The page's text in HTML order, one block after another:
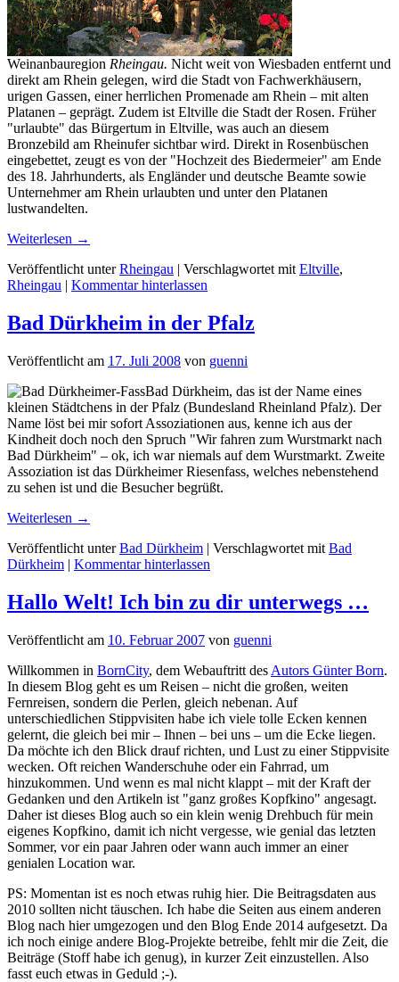
Weinanbauregion Rheingau. Nicht weit von Wiesbaden entfernt und
direkt am Rhein gelegen, wird die Stadt von Fachwerkhäusern,
urigen Gassen, einer herrlichen Promenade am Rhein – mit alten
Platanen – geprägt. Zudem ist Eltville die Stadt der Rosen. Früher
"urlaubte" das Bürgertum in Eltville, was auch an diesem
Bronzebild am Rheinufer sichtbar wird. Direkt in Rosenbüschen
eingebettet, zeugt es von der "Hochzeit des Biedermeier" am Ende
des 18. Jahrhunderts, als Engländer und deutsche Beamte sowie
Unternehmer am Rhein urlaubten und unter den Platanen
lustwandelten.
Weiterlesen →
Veröffentlicht unter Rheingau | Verschlagwortet mit Eltville,
Rheingau | Kommentar hinterlassen
Bad Dürkheim in der Pfalz
Veröffentlicht am 17. Juli 2008 von guenni
Bad Dürkheim, das ist der Name eines
kleinen Städtchens in der Pfalz (Bundesland Rheinland Pfalz). Der
Name löst bei mir sofort Assoziationen aus, kenne ich aus der
Kindheit doch noch den Spruch "Wir fahren zum Wurstmarkt nach
Bad Dürkheim" – ok, ich war niemals auf dem Wurstmarkt. Zweite
Assoziation ist das Dürkheimer Riesenfass, welches nebenstehend
zu sehen ist und die Besucher begrüßt.
Weiterlesen →
Veröffentlicht unter Bad Dürkheim | Verschlagwortet mit Bad
Dürkheim | Kommentar hinterlassen
Hallo Welt! Ich bin zu dir unterwegs …
Veröffentlicht am 10. Februar 2007 von guenni
Willkommen in BornCity, dem Webauftritt des Autors Günter Born.
In diesem Blog geht es um Reisen – nicht die großen, weiten
Fernreisen, sondern die Perlen, gleich nebenan. Auf
unterschiedlichen Stippvisiten habe ich viele tolle Ecken kennen
gelernt, die gleich bei mir – Ihnen – bei uns – um die Ecke liegen.
Da möchte ich den Blick drauf richten, und Lust zu einer Stippvisite
wecken. Oft reichen Wanderschuhe oder ein Fahrrad, um
hinzukommen. Und wenn es mal nicht klappt – mit der Kraft der
Gedanken und den Artikeln ist "ganz großes Kopfkino" angesagt.
Daher ist dieses Blog auch so ein klein wenig Drehbuch für mein
eigenes Kopfkino, damit ich nicht vergesse, wie genial das letzten
Sommer, vor ein paar Jahren oder wann auch immer an einer
genialen Location war.
PS: Momentan ist es noch etwas ruhig hier. Die Beitragsdaten aus
2010 sollten nicht täuschen. Ich habe die Seiten aus einem anderen
Blog nach hier umgezogen und den Blog Ende 2014 aufgesetzt. Da
ich noch einige andere Blog-Projekte betreibe, fehlt mir die Zeit, die
Beiträge (Stoff habe ich genug), in kurzer Zeit einzustellen. Also
fasst euch etwas in Geduld ;-).